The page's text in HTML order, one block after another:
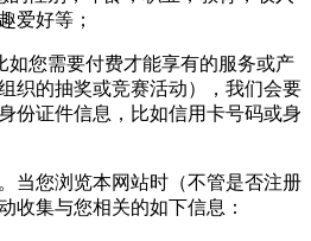
爱好等；
您需要付费才能享有的服务或产
织的抽奖或竞赛活动），我们会要
份证件信息，比如信用卡号码或身
您浏览本网站时（不管是否注册
收集与您相关的如下信息：